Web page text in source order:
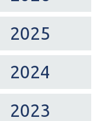
2025
2024
2023